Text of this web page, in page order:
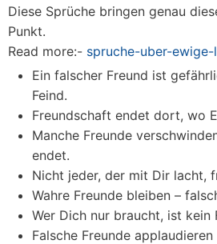
Diese Sprüche bringen genau
Punkt.
Read more:- spruche-uber-
Ein falscher Freund ist
Feind.
Freundschaft endet dort, wo
Manche Freunde
endet.
Nicht jeder, der mit Dir lacht,
Wahre Freunde bleiben –
Wer Dich nur braucht, ist kein
Falsche Freunde